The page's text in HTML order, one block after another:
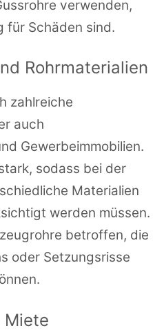
verwenden,
für Schäden sind.
Rohrmaterialien
zahlreiche
auch
Gewerbeimmobilien.
sodass bei der
Materialien
werden müssen.
betroffen, die
oder Setzungsrisse
Miete